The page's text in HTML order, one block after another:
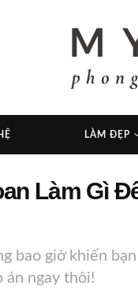
LÀM ĐẸP
Làm Gì
bao giờ khiến
án ngay thôi!